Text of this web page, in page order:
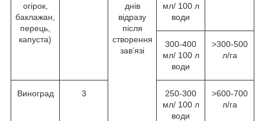
огірок,
баклажан,
перець,
капуста)
днів
відразу
після
створення
зав’язі
мл/ 100 л
води
300-400
мл/ 100 л
води
>300-500
л/га
Виноград 3
250-300
мл/ 100 л
води
>600-700
л/га